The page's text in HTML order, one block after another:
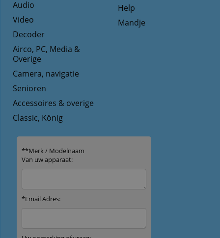
Help
Mandje
Audio
Video
Decoder
Airco, PC, Media &
Overige
Camera, navigatie
Senioren
Accessoires & overige
Classic, König